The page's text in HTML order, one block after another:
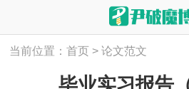
当前位置：首页 > 论文范文
毕业实习报告